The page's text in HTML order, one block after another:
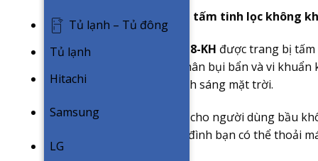
Tủ lạnh – Tủ đông
Tủ lạnh
Hitachi
Samsung
LG
Bảo vệ sức khỏe 24H với tấm tinh lọc không
Máyđiều hòa Dairry DR18-KH được trang bị
điện tấm lọc này sẽ giữ chân bụi bẩn và vi
mặt dưới tác động của ánh sáng mặt trời.
Nhờ đó có thể mang đến cho người dùng bầu
Các thành viên trong gia đình bạn có thể thoải
lọc hiện đại này.